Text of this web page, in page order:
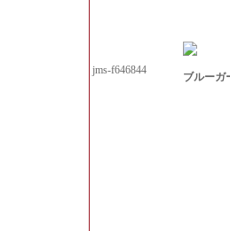
jms-f646844
ブルーガ